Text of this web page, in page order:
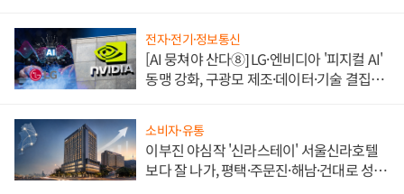
전자·전기·정보통신
[AI 뭉쳐야 산다⑧] LG·엔비디아 '피지컬 AI'
동맹 강화, 구광모 제조·데이터·기술 결집
소비자·유통
이부진 야심작 '신라스테이' 서울신라호텔
보다 잘 나가, 평택·주문진·해남·건대로 성